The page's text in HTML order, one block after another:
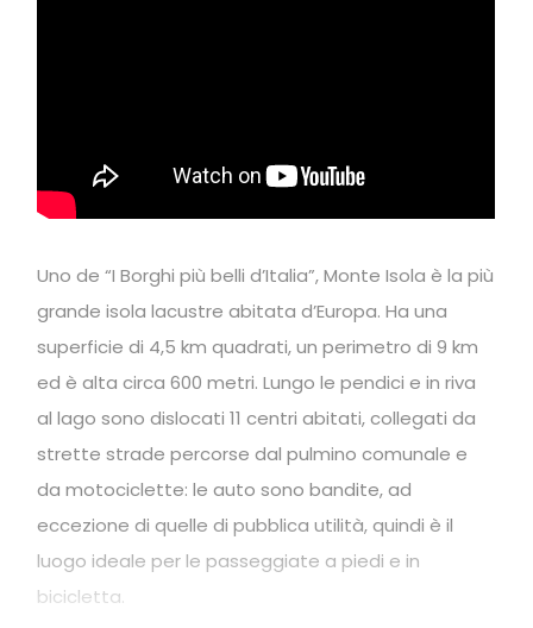
Uno de “I Borghi più belli d’Italia”, Monte Isola è la più
grande isola lacustre abitata d’Europa. Ha una
superficie di 4,5 km quadrati, un perimetro di 9 km
ed è alta circa 600 metri. Lungo le pendici e in riva
al lago sono dislocati 11 centri abitati, collegati da
strette strade percorse dal pulmino comunale e
da motociclette: le auto sono bandite, ad
eccezione di quelle di pubblica utilità, quindi è il
luogo ideale per le passeggiate a piedi e in
bicicletta.